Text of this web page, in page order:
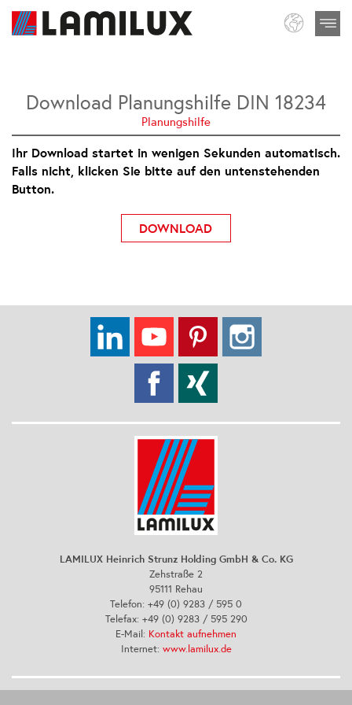
Download Planungshilfe DIN 18234
Planungshilfe
Ihr Download startet in wenigen Sekunden automatisch.
Falls nicht, klicken Sie bitte auf den untenstehenden
Button.
DOWNLOAD
LAMILUX Heinrich Strunz Holding GmbH & Co. KG
Zehstraße 2
95111 Rehau
Telefon: +49 (0) 9283 / 595 0
Telefax: +49 (0) 9283 / 595 290
E-Mail: Kontakt aufnehmen
Internet: www.lamilux.de